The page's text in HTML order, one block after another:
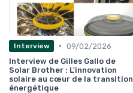
Interview • 09/02/2026
Interview de Gilles Gallo de
Solar Brother : L'innovation
solaire au cœur de la transition
énergétique